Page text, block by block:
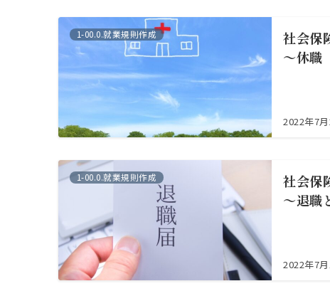
1-00.0.就業規則作成
社会保
～休職
2022年7
1-00.0.就業規則作成
社会保
～退職
2022年7